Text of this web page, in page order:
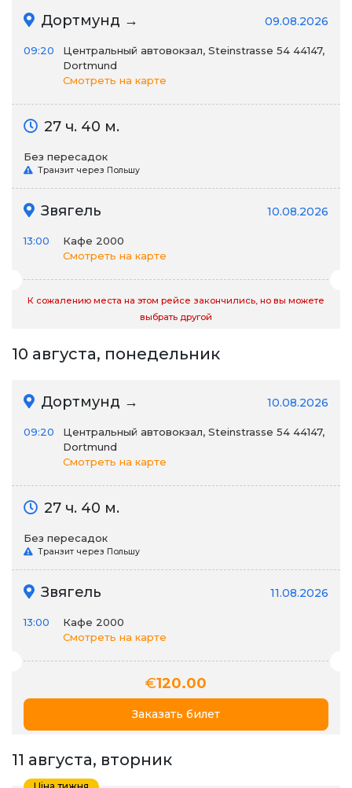
Дортмунд → 09.08.2026
09:20
Центральный автовокзал, Steinstrasse 54 44147,
Dortmund
Смотреть на карте
27 ч. 40 м.
Без пересадок
Транзит через Польшу
Звягель 10.08.2026
13:00
Кафе 2000
Смотреть на карте
К сожалению места на этом рейсе закончились, но вы можете
выбрать другой
10 августа, понедельник
Дортмунд → 10.08.2026
09:20
Центральный автовокзал, Steinstrasse 54 44147,
Dortmund
Смотреть на карте
27 ч. 40 м.
Без пересадок
Транзит через Польшу
Звягель 11.08.2026
13:00
Кафе 2000
Смотреть на карте
€120.00
Заказать билет
11 августа, вторник